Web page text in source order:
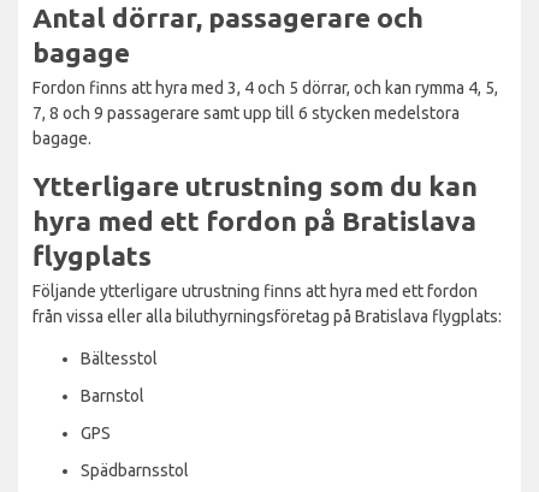
Antal dörrar, passagerare och
bagage
Fordon finns att hyra med 3, 4 och 5 dörrar, och kan rymma 4, 5,
7, 8 och 9 passagerare samt upp till 6 stycken medelstora
bagage.
Ytterligare utrustning som du kan
hyra med ett fordon på Bratislava
flygplats
Följande ytterligare utrustning finns att hyra med ett fordon
från vissa eller alla biluthyrningsföretag på Bratislava flygplats:
Bältesstol
Barnstol
GPS
Spädbarnsstol